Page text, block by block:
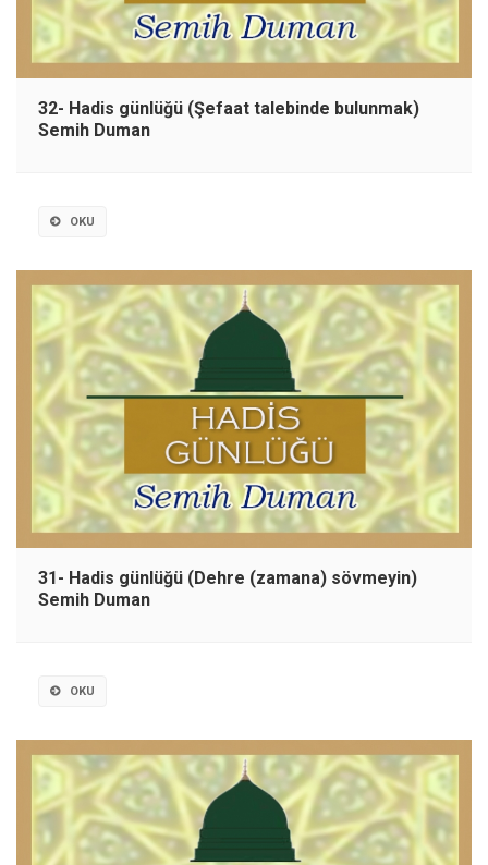
32- Hadis günlüğü (Şefaat talebinde bulunmak)
Semih Duman
OKU
31- Hadis günlüğü (Dehre (zamana) sövmeyin)
Semih Duman
OKU